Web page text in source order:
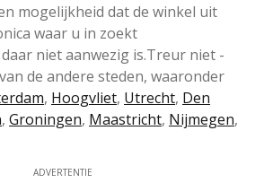
mogelijkheid dat de winkel uit
waar u in zoekt
niet aanwezig is.Treur niet -
de andere steden, waaronder
, Hoogvliet, Utrecht, Den
, Groningen, Maastricht, Nijmegen,
ADVERTENTIE